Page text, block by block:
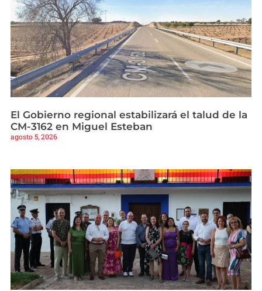
El Gobierno regional estabilizará el talud de la
CM-3162 en Miguel Esteban
agosto 5, 2026